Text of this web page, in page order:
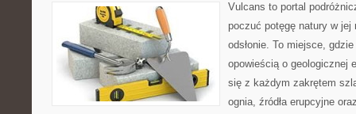
Vulcans to portal
poczuć potęgę natury w jej
odsłonie. To miejsce,
opowieścią o geologicznej
się z każdym zakrętem
ognia, źródła erupcyjne